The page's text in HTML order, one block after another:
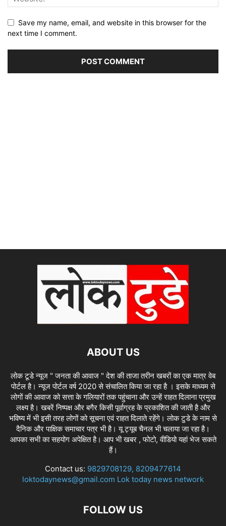
Save my name, email, and website in this browser for the
next time I comment.
ABOUT US
लोक टूडे न्यूज " जनता की आवाज " देश की ताजा तरीन खबरों का एक मात्र वेब
पोर्टल है। न्यूज पोर्टल वर्ष 2020 से संचालित किया जा रहा है । इसके माध्यम से
लोगों की आवाज को सत्ता के गलियारों तक पहुंचाना और उन्हें राहत दिलाना प्रमुख
लक्ष्य है। खबरें निष्पक्ष और बगैर किसी पूर्वाग्रह के प्रकाशित की जाती है और
भविष्य में भी इसी तरह लोगों को सूचना एवं राहत दिलाते रहेंगे। लोक टुडे के नाम से
दैनिक और पाक्षिक समाचार पत्र भी है। यू ट्यूब चैनल भी चलाया जा रहा है।
आपका सभी का सहयोग अपेक्षित है। आप भी खबर , फोटो, वीडियो यहां भेज सकते
हैं।
Contact us: 9829708129, 8209477614
loktodaynews@gmail.com Lok today news network
FOLLOW US